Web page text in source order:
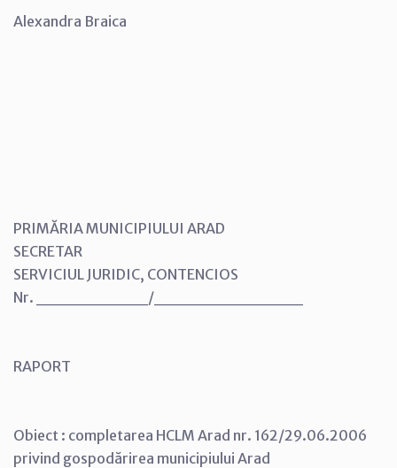
Alexandra Braica
PRIMĂRIA MUNICIPIULUI ARAD
SECRETAR
SERVICIUL JURIDIC, CONTENCIOS
Nr. _________/____________
RAPORT
Obiect : completarea HCLM Arad nr. 162/29.06.2006
privind gospodărirea municipiului Arad